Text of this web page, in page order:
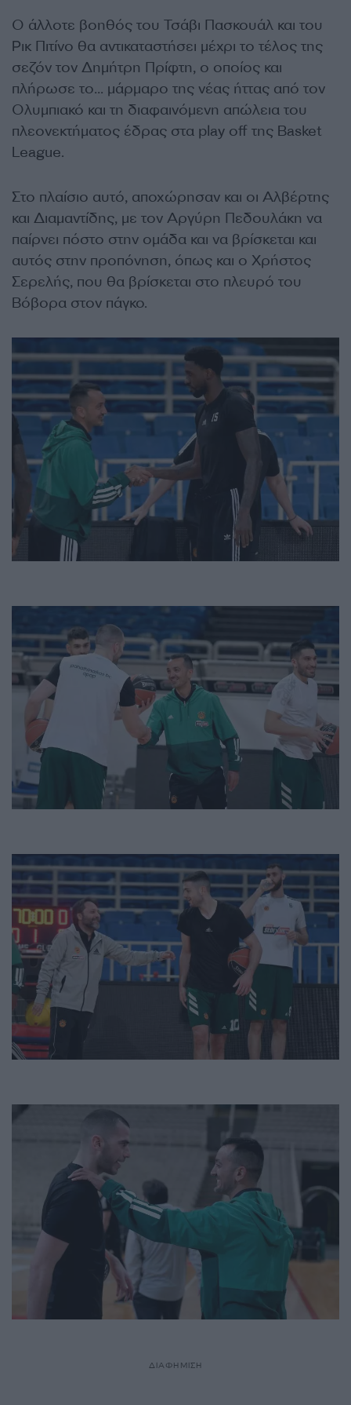
Ο άλλοτε βοηθός του Τσάβι Πασκουάλ και του
Ρικ Πιτίνο θα αντικαταστήσει μέχρι το τέλος της
σεζόν τον Δημήτρη Πρίφτη, ο οποίος και
πλήρωσε το… μάρμαρο της νέας ήττας από τον
Ολυμπιακό και τη διαφαινόμενη απώλεια του
πλεονεκτήματος έδρας στα play off της Basket
League.
Στο πλαίσιο αυτό, αποχώρησαν και οι Αλβέρτης
και Διαμαντίδης, με τον Αργύρη Πεδουλάκη να
παίρνει πόστο στην ομάδα και να βρίσκεται και
αυτός στην προπόνηση, όπως και ο Χρήστος
Σερελής, που θα βρίσκεται στο πλευρό του
Βόβορα στον πάγκο.
ΔΙΑΦΗΜΙΣΗ